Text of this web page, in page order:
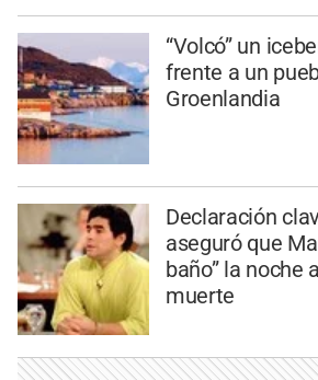
“Volcó” un
frente a un
Groenlandia
Declaración
aseguró que
baño” la noche
muerte